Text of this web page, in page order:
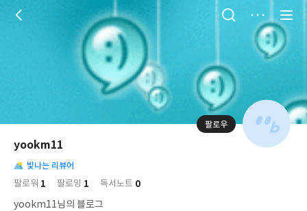
팔로우
yookm11
님
의
사
빛나는 리뷰어
팔로워 1 팔로잉 1 독서노트 0
yookm11님의 블로그